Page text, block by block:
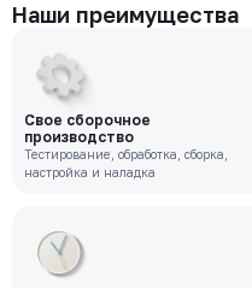
Наши преимущества
Свое сборочное
производство
Тестирование, обработка, сборка,
настройка и наладка